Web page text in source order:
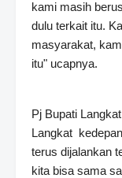
kami masih
dulu terkait itu.
masyarakat,
itu" ucapnya.
Pj Bupati
Langkat
terus dijalankan
kita bisa sama